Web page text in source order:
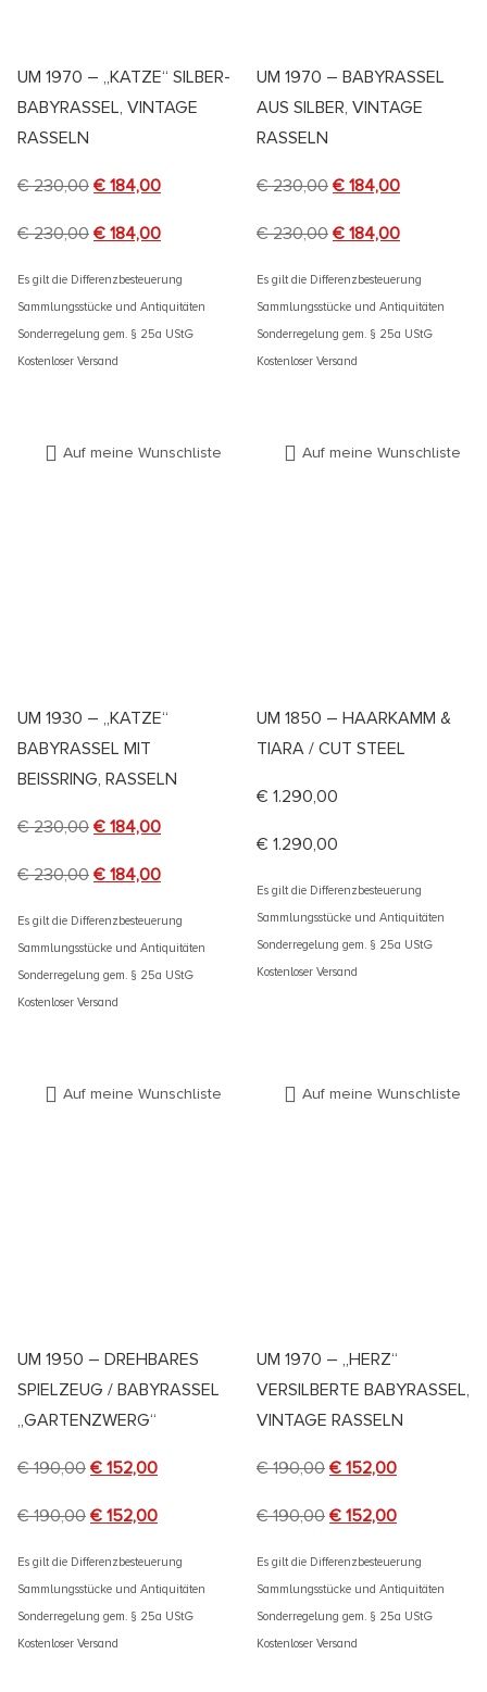
UM 1970 – „KATZE“ SILBER-
BABYRASSEL, VINTAGE
RASSELN
€230,00 € 184,00
€230,00 € 184,00
Es gilt die Differenzbesteuerung
Sammlungsstücke und Antiquitäten
Sonderregelung gem. § 25a UStG
Kostenloser Versand
UM 1970 – BABYRASSEL
AUS SILBER, VINTAGE
RASSELN
€230,00 € 184,00
€230,00 € 184,00
Es gilt die Differenzbesteuerung
Sammlungsstücke und Antiquitäten
Sonderregelung gem. § 25a UStG
Kostenloser Versand
Auf meine Wunschliste
UM 1930 – „KATZE“
BABYRASSEL MIT
BEISSRING, RASSELN
€230,00 € 184,00
€230,00 € 184,00
Es gilt die Differenzbesteuerung
Sammlungsstücke und Antiquitäten
Sonderregelung gem. § 25a UStG
Kostenloser Versand
Auf meine Wunschliste
UM 1850 – HAARKAMM &
TIARA / CUT STEEL
€ 1.290,00
€ 1.290,00
Es gilt die Differenzbesteuerung
Sammlungsstücke und Antiquitäten
Sonderregelung gem. § 25a UStG
Kostenloser Versand
Auf meine Wunschliste
UM 1950 – DREHBARES
SPIELZEUG / BABYRASSEL
„GARTENZWERG“
€190,00 € 152,00
€190,00 € 152,00
Es gilt die Differenzbesteuerung
Sammlungsstücke und Antiquitäten
Sonderregelung gem. § 25a UStG
Kostenloser Versand
Auf meine Wunschliste
UM 1970 – „HERZ“
VERSILBERTE BABYRASSEL,
VINTAGE RASSELN
€190,00 € 152,00
€190,00 € 152,00
Es gilt die Differenzbesteuerung
Sammlungsstücke und Antiquitäten
Sonderregelung gem. § 25a UStG
Kostenloser Versand